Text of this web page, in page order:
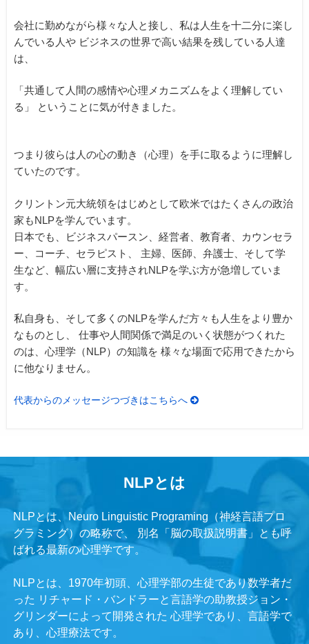
会社に勤めながら様々な人と接し、私は人生を十二分に楽し
んでいる人やビジネスの世界で高い結果を残している人達
は、
「共通して人間の感情や心理メカニズムをよく理解してい
る」
ということに気が付きました。
つまり彼らは人の心の動き（心理）を手に取るように理解し
ていたのです。
クリントン元大統領をはじめとして欧米ではたくさんの政治
家もNLPを学んでいます。
日本でも、ビジネスパースン、経営者、教育者、カウンセラ
ー、コーチ、セラピスト、
主婦、医師、弁護士、そして学
生など、幅広い層に支持されNLPを学ぶ方が急増していま
す。
私自身も、そして多くのNLPを学んだ方々も人生をより豊か
なものとし、
仕事や人間関係で満足のいく状態がつくれた
のは、心理学（NLP）の知識を 様々な場面で応用できたから
に他なりません。
代表からのメッセージつづきはこちらへ
NLPとは
NLPとは、Neuro Linguistic Programing（神経言語プロ
グラミング）の略称で、
別名「脳の取扱説明書」とも呼
ばれる最新の心理学です。
NLPとは、1970年初頭、心理学部の生徒であり数学者だ
った リチャード・バンドラーと言語学の助教授ジョン・
グリンダーによって開発された 心理学であり、言語学で
あり、心理療法です。